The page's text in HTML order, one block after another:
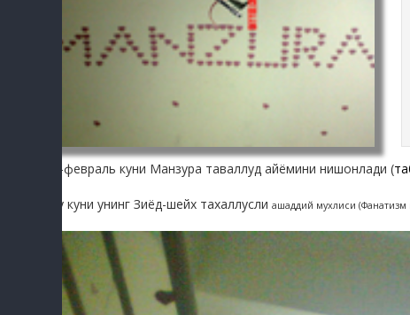
21-февраль куни Манзура таваллуд айёмини нишонлади (
Шу куни унинг Зиёд-шейх тахаллусли ашаддий мухлиси (Фанатизм